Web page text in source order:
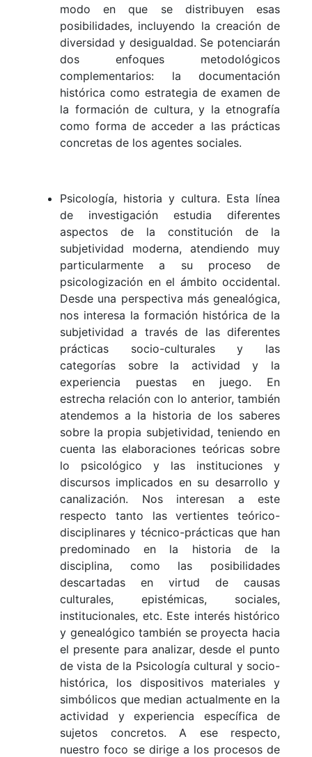
modo en que se distribuyen esas
posibilidades, incluyendo la creación de
diversidad y desigualdad. Se potenciarán
dos enfoques metodológicos
complementarios: la documentación
histórica como estrategia de examen de
la formación de cultura, y la etnografía
como forma de acceder a las prácticas
concretas de los agentes sociales.
Psicología, historia y cultura. Esta línea
de investigación estudia diferentes
aspectos de la constitución de la
subjetividad moderna, atendiendo muy
particularmente a su proceso de
psicologización en el ámbito occidental.
Desde una perspectiva más genealógica,
nos interesa la formación histórica de la
subjetividad a través de las diferentes
prácticas socio-culturales y las
categorías sobre la actividad y la
experiencia puestas en juego. En
estrecha relación con lo anterior, también
atendemos a la historia de los saberes
sobre la propia subjetividad, teniendo en
cuenta las elaboraciones teóricas sobre
lo psicológico y las instituciones y
discursos implicados en su desarrollo y
canalización. Nos interesan a este
respecto tanto las vertientes teórico-
disciplinares y técnico-prácticas que han
predominado en la historia de la
disciplina, como las posibilidades
descartadas en virtud de causas
culturales, epistémicas, sociales,
institucionales, etc. Este interés histórico
y genealógico también se proyecta hacia
el presente para analizar, desde el punto
de vista de la Psicología cultural y socio-
histórica, los dispositivos materiales y
simbólicos que median actualmente en la
actividad y experiencia específica de
sujetos concretos. A ese respecto,
nuestro foco se dirige a los procesos de